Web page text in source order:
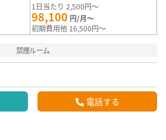
1日当たり 2,500円～
98,100 円/月～
初期費用他 16,500円～
禁煙ルーム
電話する